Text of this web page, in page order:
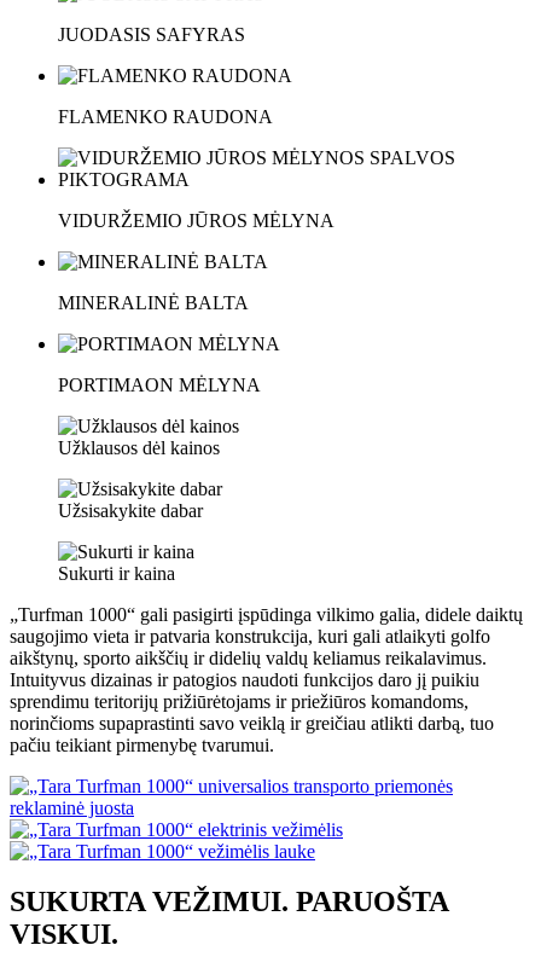
JUODASIS SAFYRAS
FLAMENKO RAUDONA
VIDURŽEMIO JŪROS MĖLYNA
MINERALINĖ BALTA
PORTIMAON MĖLYNA
Užklausos dėl kainos
Užsisakykite dabar
Sukurti ir kaina
„Turfman 1000“ gali pasigirti įspūdinga vilkimo galia, didele daiktų
saugojimo vieta ir patvaria konstrukcija, kuri gali atlaikyti golfo
aikštynų, sporto aikščių ir didelių valdų keliamus reikalavimus.
Intuityvus dizainas ir patogios naudoti funkcijos daro jį puikiu
sprendimu teritorijų prižiūrėtojams ir priežiūros komandoms,
norinčioms supaprastinti savo veiklą ir greičiau atlikti darbą, tuo
pačiu teikiant pirmenybę tvarumui.
SUKURTA VEŽIMUI. PARUOŠTA
VISKUI.